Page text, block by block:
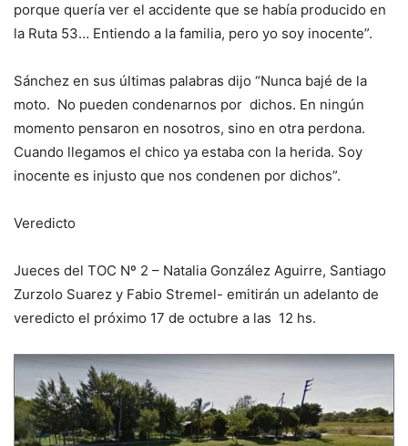
porque quería ver el accidente que se había producido en
la Ruta 53… Entiendo a la familia, pero yo soy inocente”.
Sánchez en sus últimas palabras dijo “Nunca bajé de la
moto. No pueden condenarnos por dichos. En ningún
momento pensaron en nosotros, sino en otra perdona.
Cuando llegamos el chico ya estaba con la herida. Soy
inocente es injusto que nos condenen por dichos”.
Veredicto
Jueces del TOC Nº 2 – Natalia González Aguirre, Santiago
Zurzolo Suarez y Fabio Stremel- emitirán un adelanto de
veredicto el próximo 17 de octubre a las 12 hs.